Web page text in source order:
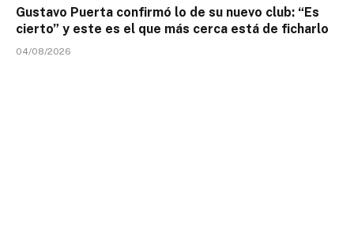
Gustavo Puerta confirmó lo de su nuevo club: “Es
cierto” y este es el que más cerca está de ficharlo
04/08/2026